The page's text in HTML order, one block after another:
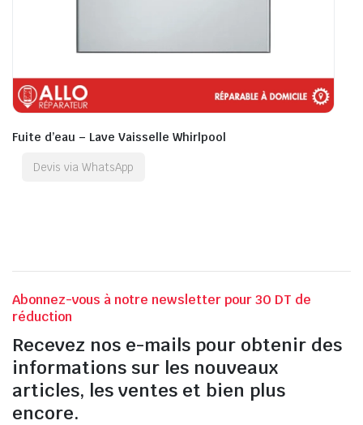
Fuite d’eau – Lave Vaisselle Whirlpool
Devis via WhatsApp
Abonnez-vous à notre newsletter pour 30 DT de
réduction
Recevez nos e-mails pour obtenir des
informations sur les nouveaux
articles, les ventes et bien plus
encore.